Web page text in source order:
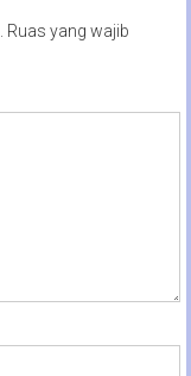
Ruas yang wajib